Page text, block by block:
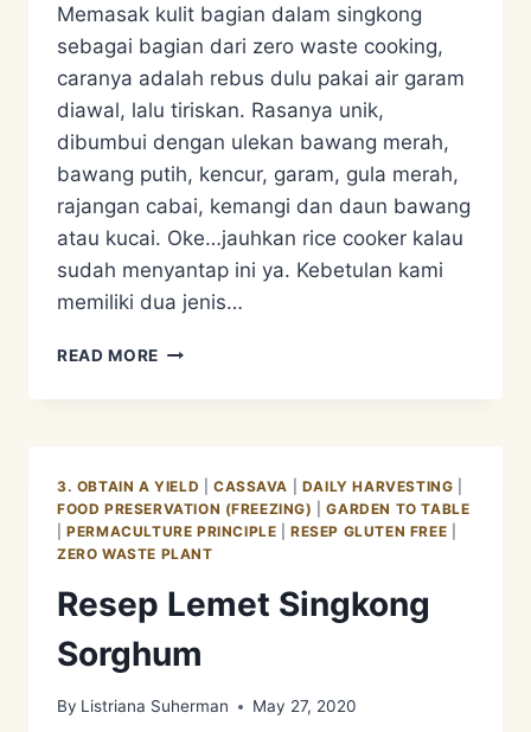
Memasak kulit bagian dalam singkong
sebagai bagian dari zero waste cooking,
caranya adalah rebus dulu pakai air garam
diawal, lalu tiriskan. Rasanya unik,
dibumbui dengan ulekan bawang merah,
bawang putih, kencur, garam, gula merah,
rajangan cabai, kemangi dan daun bawang
atau kucai. Oke…jauhkan rice cooker kalau
sudah menyantap ini ya. Kebetulan kami
memiliki dua jenis…
READ MORE RESEP
3. OBTAIN A YIELD CASSAVA DAILY HARVESTING
FOOD PRESERVATION (FREEZING)
|GARDEN TO TABLE
|PERMACULTURE PRINCIPLE |RESEP GLUTEN FREE
ZERO WASTE PLANT
Resep Lemet Singkong
Sorghum
By Listriana Suherman May 27, 2020